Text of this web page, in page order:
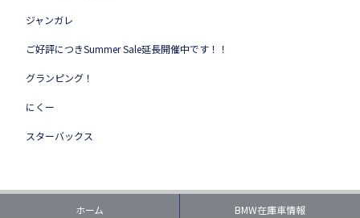
ジャンガレ
ご好評につきSummer Sale延長開催中です！！
グランピング！
にくー
スターバックス
ホーム BMW在庫車情報